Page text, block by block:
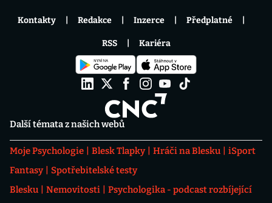
Další témata z našich webů
Moje Psychologie Blesk Tlapky Hráči na Blesku
iSport
Fantasy
Spotřebitelské testy
Blesku
Nemovitosti
Psychologika - podcast rozbíjející
Kontakty Redakce Inzerce Předplatné
RSS Kariéra